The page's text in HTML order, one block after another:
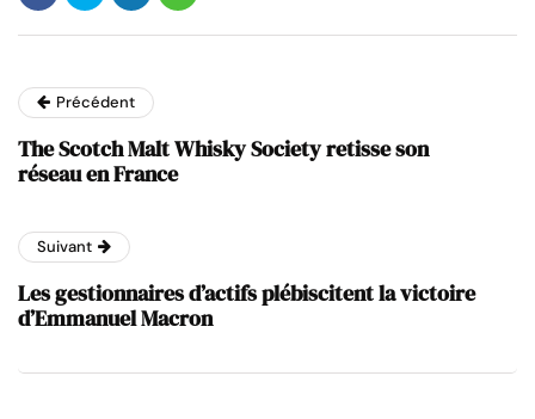
Précédent
The Scotch Malt Whisky Society retisse son
réseau en France
Suivant
Les gestionnaires d’actifs plébiscitent la victoire
d’Emmanuel Macron